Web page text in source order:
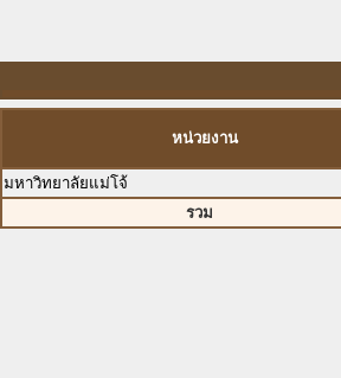
หน่วยงาน
มหาวิทยาลัยแม่โจ้
รวม